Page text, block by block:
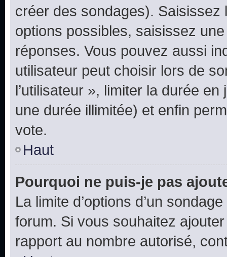
créer des sondages).
options possibles, saisissez
réponses. Vous pouvez aussi
utilisateur peut choisir lors de
l’utilisateur », limiter la durée
une durée illimitée) et enfin
vote.
Haut
Pourquoi ne puis-je pas
La limite d’options d’un
forum. Si vous souhaitez
rapport au nombre autorisé,